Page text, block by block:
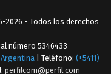
2026 - Todos los derechos
número 5346433
Argentina | Teléfono: (+5411)
perfilcom@perfil.com